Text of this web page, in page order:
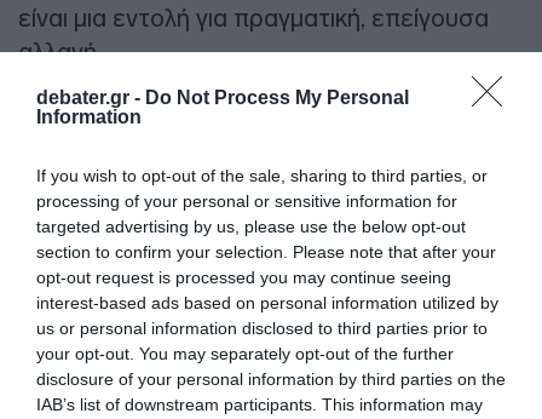
debater.gr - Do Not Process My Personal
Information
If you wish to opt-out of the sale, sharing to third parties, or
processing of your personal or sensitive information for
targeted advertising by us, please use the below opt-out
section to confirm your selection. Please note that after your
opt-out request is processed you may continue seeing
interest-based ads based on personal information utilized by
us or personal information disclosed to third parties prior to
your opt-out. You may separately opt-out of the further
disclosure of your personal information by third parties on the
IAB’s list of downstream participants. This information may
είναι μια εντολή για πραγματική, επείγουσα
αλλαγή.
Η ισότητα των φύλων δεν αφορά μόνο στα
ρόλο να παίξει. Είτε είστε υπεύθυνος
χάραξης πολιτικής, επιχειρηματίας,
εκπαιδευτικός ή απλά ενημερωμένος πολίτης,
οι φωνές και οι ενέργειές μας μπορούν να
βοηθήσουν ή να εμποδίσουν τον στόχο της
ισότητας των φύλων. Μπορούμε όλοι να
αμφισβητήσουμε τις δικές μας